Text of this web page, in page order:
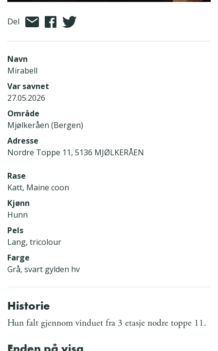
Del
Navn
Mirabell
Var savnet
27.05.2026
Område
Mjølkeråen (Bergen)
Adresse
Nordre Toppe 11, 5136 MJØLKERÅEN
Rase
Katt, Maine coon
Kjønn
Hunn
Pels
Lang, tricolour
Farge
Grå, svart gylden hv
Historie
Hun falt gjennom vinduet fra 3 etasje nodre toppe 11.